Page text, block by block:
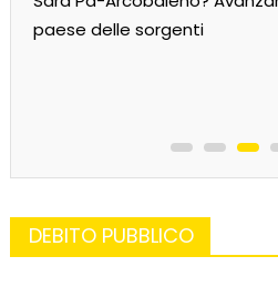
paese delle sorgenti
DEBITO PUBBLICO